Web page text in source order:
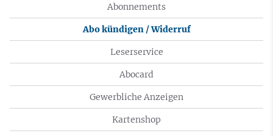
Abonnements
Abo kündigen / Widerruf
Leserservice
Abocard
Gewerbliche Anzeigen
Kartenshop